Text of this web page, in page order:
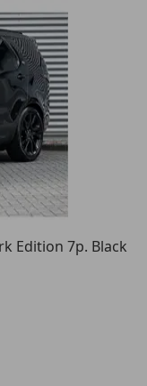
Edition 7p. Black